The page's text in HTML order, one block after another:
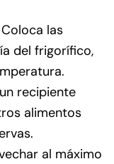
Coloca las
del frigorífico,
recipiente
alimentos
al máximo